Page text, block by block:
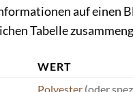
auf einen
Tabelle
WERT
Polyester (oder